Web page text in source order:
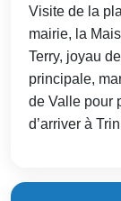
Visite de la
mairie, la
Terry, joyau
principale,
de Valle pour
d’arriver à